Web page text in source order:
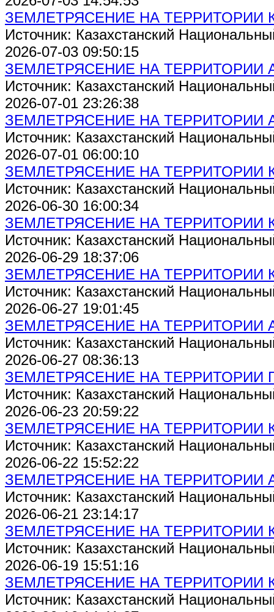
ЗЕМЛЕТРЯСЕНИЕ НА ТЕРРИТОРИИ
Источник: Казахстанский
2026-07-03 09:50:15
ЗЕМЛЕТРЯСЕНИЕ НА ТЕРРИТОРИИ
Источник: Казахстанский
2026-07-01 23:26:38
ЗЕМЛЕТРЯСЕНИЕ НА ТЕРРИТОРИИ
Источник: Казахстанский
2026-07-01 06:00:10
ЗЕМЛЕТРЯСЕНИЕ НА ТЕРРИТОРИИ
Источник: Казахстанский
2026-06-30 16:00:34
ЗЕМЛЕТРЯСЕНИЕ НА ТЕРРИТОРИИ
Источник: Казахстанский
2026-06-29 18:37:06
ЗЕМЛЕТРЯСЕНИЕ НА ТЕРРИТОРИИ
Источник: Казахстанский
2026-06-27 19:01:45
ЗЕМЛЕТРЯСЕНИЕ НА ТЕРРИТОРИИ
Источник: Казахстанский
2026-06-27 08:36:13
ЗЕМЛЕТРЯСЕНИЕ НА ТЕРРИТОРИИ
Источник: Казахстанский
2026-06-23 20:59:22
ЗЕМЛЕТРЯСЕНИЕ НА ТЕРРИТОРИИ
Источник: Казахстанский
2026-06-22 15:52:22
ЗЕМЛЕТРЯСЕНИЕ НА ТЕРРИТОРИИ
Источник: Казахстанский
2026-06-21 23:14:17
ЗЕМЛЕТРЯСЕНИЕ НА ТЕРРИТОРИИ
Источник: Казахстанский
2026-06-19 15:51:16
ЗЕМЛЕТРЯСЕНИЕ НА ТЕРРИТОРИИ
Источник: Казахстанский